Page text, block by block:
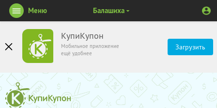
КупиКупон
Мобильное приложение
ещё удобнее
Загрузить
Меню Балашиха